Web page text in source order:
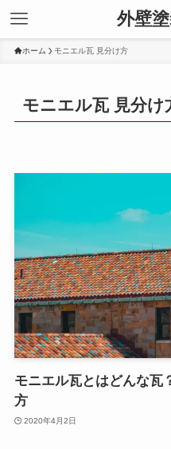
外壁
ホーム モニエル瓦 見分け方
モニエル瓦 見分け
モニエル瓦とはどんな瓦
方
2020年4月2日